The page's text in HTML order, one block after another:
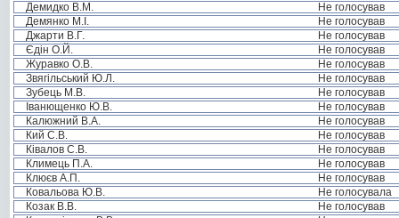
Демидко В.М.
Не голосував
Демянко М.І.
Не голосував
Джарти В.Г.
Не голосував
Єдін О.Й.
Не голосував
Журавко О.В.
Не голосував
Звягільський Ю.Л.
Не голосував
Зубець М.В.
Не голосував
Іванющенко Ю.В.
Не голосував
Калюжний В.А.
Не голосував
Кий С.В.
Не голосував
Ківалов С.В.
Не голосував
Климець П.А.
Не голосував
Клюєв А.П.
Не голосував
Ковальова Ю.В.
Не голосувала
Козак В.В.
Не голосував